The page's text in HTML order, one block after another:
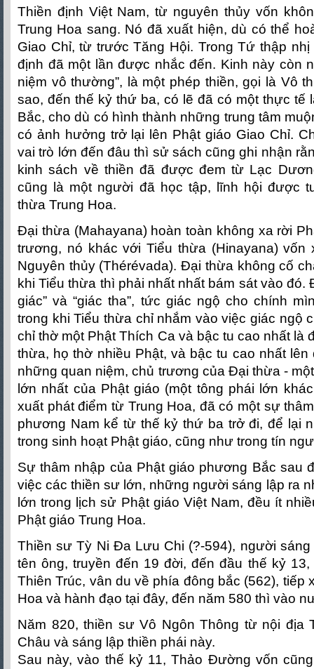
Thiền định Việt Nam, từ nguyên thủy vốn
Trung Hoa sang. Nó đã xuất hiện, dù có thể
Giao Chỉ, từ trước Tăng Hội. Trong Tứ thập
định đã một lần được nhắc đến. Kinh này còn
niệm vô thường”, là một phép thiền, gọi là Vô
sao, đến thế kỷ thứ ba, có lẽ đã có một thực tế
Bắc, cho dù có hình thành những trung tâm
có ảnh hưởng trở lại lên Phật giáo Giao Chỉ.
vai trò lớn đến đâu thì sử sách cũng ghi nhận
kinh sách về thiền đã được đem từ Lạc
cũng là một người đã học tập, lĩnh hội được
thừa Trung Hoa.
Đại thừa (Mahayana) hoàn toàn không xa rời
trương, nó khác với Tiểu thừa (Hinayana) vốn
Nguyên thủy (Thérévada). Đại thừa không cố
khi Tiểu thừa thì phải nhất nhất bám sát vào
giác” và “giác tha”, tức giác ngộ cho chính
trong khi Tiểu thừa chỉ nhắm vào việc giác ngộ
chỉ thờ một Phật Thích Ca và bậc tu cao nhất là
thừa, họ thờ nhiều Phật, và bậc tu cao nhất lên
những quan niệm, chủ trương của Đại thừa -
lớn nhất của Phật giáo (một tông phái lớn
xuất phát điểm từ Trung Hoa, đã có một sự
phương Nam kể từ thế kỷ thứ ba trở đi, để lại
trong sinh hoạt Phật giáo, cũng như trong tín
Sự thâm nhập của Phật giáo phương Bắc sau
việc các thiền sư lớn, những người sáng lập ra
lớn trong lịch sử Phật giáo Việt Nam, đều ít
Phật giáo Trung Hoa.
Thiền sư Tỳ Ni Đa Lưu Chi (?-594), người sáng
tên ông, truyền đến 19 đời, đến đầu thế kỷ
Thiên Trúc, vân du về phía đông bắc (562), tiếp
Hoa và hành đạo tại đây, đến năm 580 thì vào
Năm 820, thiền sư Vô Ngôn Thông từ nội địa
Châu và sáng lập thiền phái này.
Sau này, vào thế kỷ 11, Thảo Đường vốn